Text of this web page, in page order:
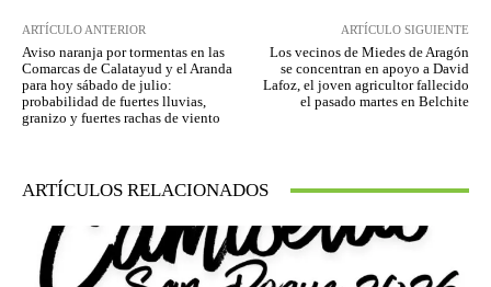
ARTÍCULO ANTERIOR
Aviso naranja por tormentas en las
Comarcas de Calatayud y el Aranda
para hoy sábado de julio:
probabilidad de fuertes lluvias,
granizo y fuertes rachas de viento
ARTÍCULO SIGUIENTE
Los vecinos de Miedes de Aragón
se concentran en apoyo a David
Lafoz, el joven agricultor fallecido
el pasado martes en Belchite
ARTÍCULOS RELACIONADOS